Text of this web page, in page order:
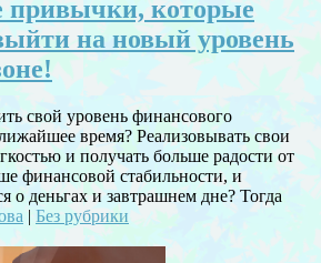
привычки, которые
на новый уровень
свой уровень финансового
время? Реализовывать свои
и получать больше радости от
финансовой стабильности, и
о деньгах и завтрашнем дне? Тогда
| Без рубрики